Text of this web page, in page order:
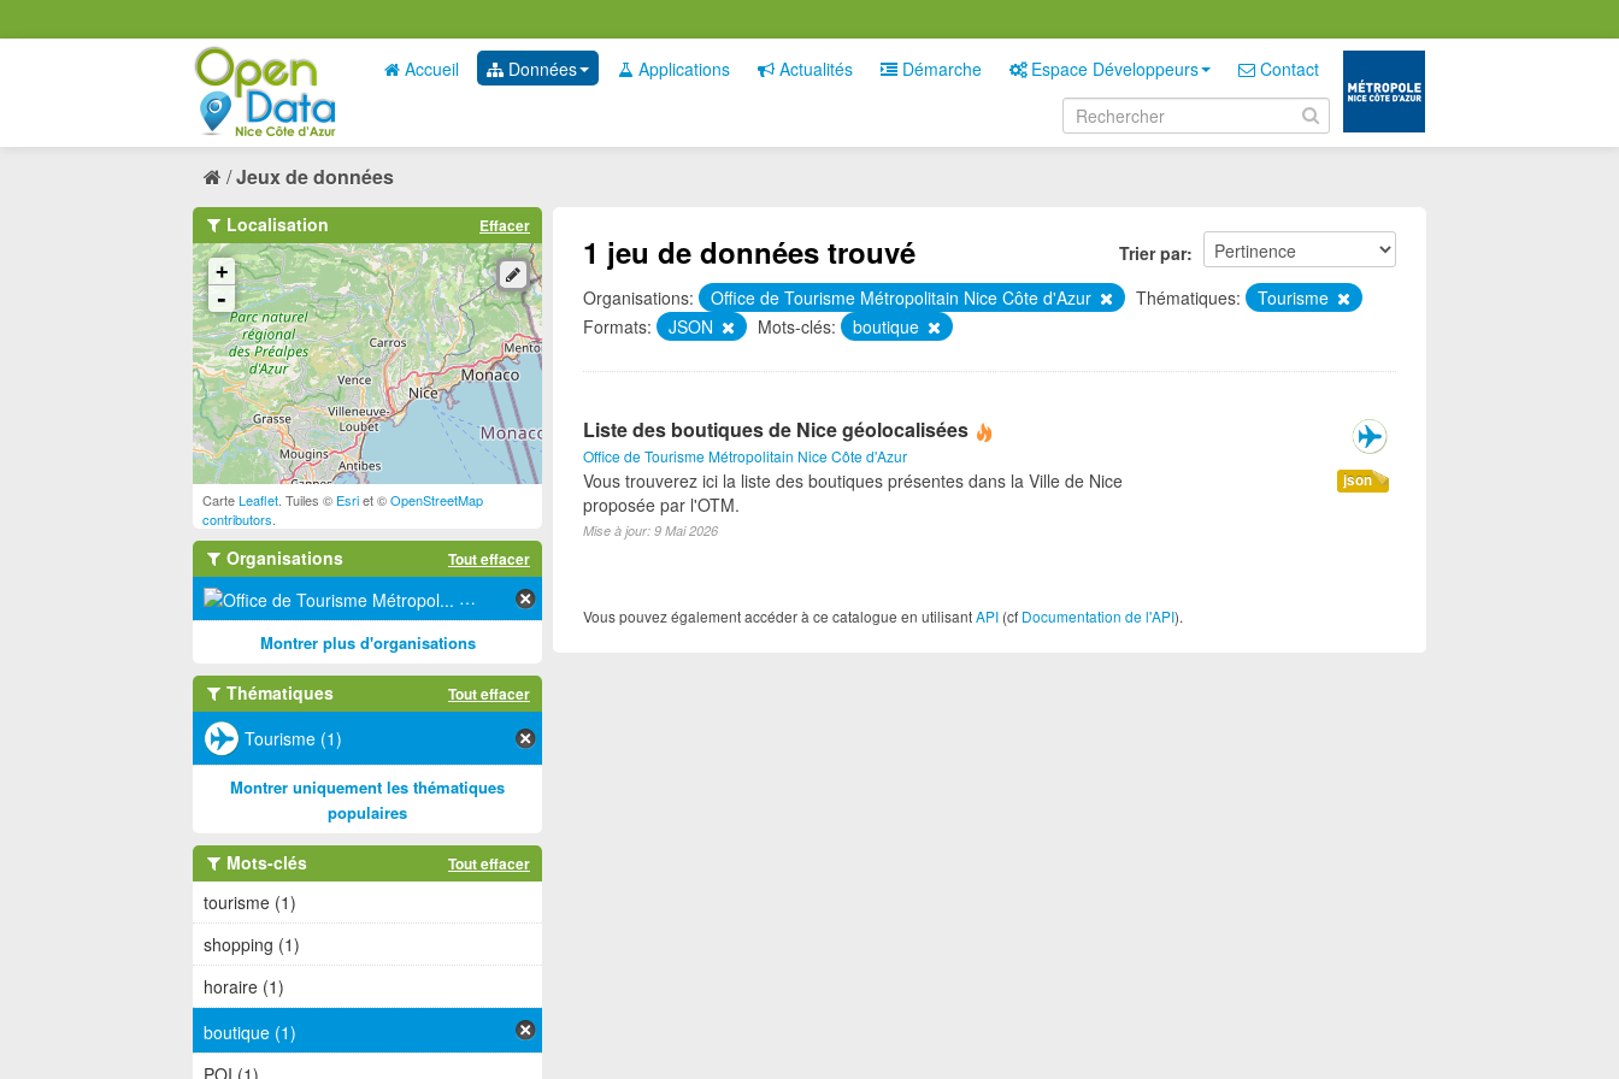
Accueil Données Applications Actualités Démarche Espace Développeurs Contact
Jeux de données
Trier par
1 jeu de données trouvé
Organisations: Office de Tourisme Métropolitain Nice Côte d'Azur Thématiques:
Tourisme
Formats:
JSON Mots-clés: boutique
Liste des boutiques de Nice géolocalisées
Office de Tourisme Métropolitain Nice Côte d'Azur
json
Vous trouverez ici la liste des boutiques présentes dans la Ville de Nice
proposée par l'OTM.
Mise à jour: 9 Mai 2026
Vous pouvez également accéder à ce catalogue en utilisantAPI (cf Documentation de l'API).
Localisation Effacer
+
-
CarteLeaflet . Tuiles © Esriet ©OpenStreetMap
contributors
Organisations Tout effacer
Office de Tourisme Métropol... (1)
Montrer plus d'organisations
Thématiques Tout effacer
Tourisme (1)
Montrer uniquement les thématiques
populaires
Mots-clés Tout effacer
tourisme (1)
shopping (1)
horaire (1)
boutique (1)
POI (1)